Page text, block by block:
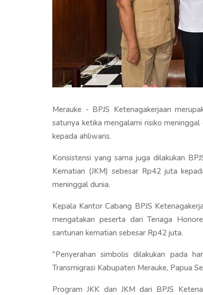
Merauke - BPJS Ketenagakerjaan
satunya ketika mengalami risiko
kepada ahliwaris.
Konsistensi yang sama juga dilakukan
Kematian (JKM) sebesar Rp42 juta
meninggal dunia.
Kepala Kantor Cabang BPJS
mengatakan peserta dari Tenaga
santunan kematian sebesar Rp42 juta.
"Penyerahan simbolis dilakukan pada
Transmigrasi Kabupaten Merauke, Papua
Program JKK dan JKM dari BPJS